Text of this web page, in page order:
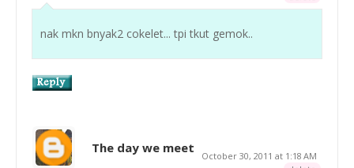
nak mkn bnyak2 cokelet... tpi tkut gemok..
The day we meet
October 30, 2011 at 1:18 AM